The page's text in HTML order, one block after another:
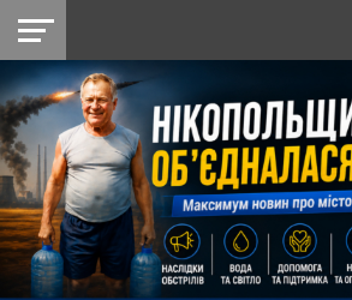
НІКОПОЛЬ
РАЙОН
СІЧЕСЛАВСЬКА
УКРАЇНА
РЕТРО
НІКОПОЛЬ
ЛАЙТ
УКРАЇНА
ДОПОМОГА
РАДІО